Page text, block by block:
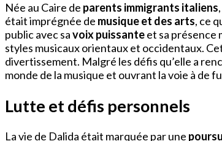
Née au Caire de parents immigrants italiens
était imprégnée de musique et des arts, ce
public avec savoix puissanteet sa présence
styles musicaux orientaux et occidentaux.
divertissement. Malgré les défis qu’elle a
monde de la musique et ouvrant la voie à de
Lutte et défis personnels
La vie de Dalida était marquée par une